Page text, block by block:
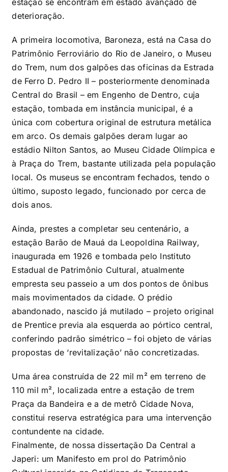
estação se encontram em estado avançado de
deterioração.
A primeira locomotiva, Baroneza, está na Casa do
Patrimônio Ferroviário do Rio de Janeiro, o Museu
do Trem, num dos galpões das oficinas da Estrada
de Ferro D. Pedro II – posteriormente denominada
Central do Brasil – em Engenho de Dentro, cuja
estação, tombada em instância municipal, é a
única com cobertura original de estrutura metálica
em arco. Os demais galpões deram lugar ao
estádio Nilton Santos, ao Museu Cidade Olímpica e
à Praça do Trem, bastante utilizada pela população
local. Os museus se encontram fechados, tendo o
último, suposto legado, funcionado por cerca de
dois anos.
Ainda, prestes a completar seu centenário, a
estação Barão de Mauá da Leopoldina Railway,
inaugurada em 1926 e tombada pelo Instituto
Estadual de Patrimônio Cultural, atualmente
empresta seu passeio a um dos pontos de ônibus
mais movimentados da cidade. O prédio
abandonado, nascido já mutilado – projeto original
de Prentice previa ala esquerda ao pórtico central,
conferindo padrão simétrico – foi objeto de várias
propostas de ‘revitalização’ não concretizadas.
Uma área construída de 22 mil m² em terreno de
110 mil m², localizada entre a estação de trem
Praça da Bandeira e a de metrô Cidade Nova,
constitui reserva estratégica para uma intervenção
contundente na cidade.
Finalmente, de nossa dissertação Da Central a
Japeri: um Manifesto em prol do Patrimônio